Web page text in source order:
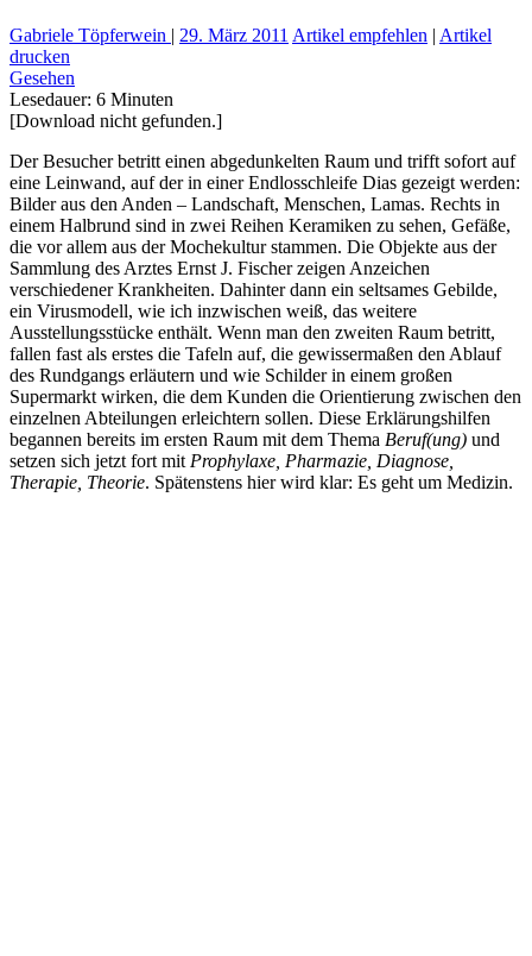
Gabriele Töpferwein | 29. März 2011 Artikel empfehlen | Artikel
drucken
Gesehen
Lesedauer: 6 Minuten
[Download nicht gefunden.]
Der Besucher betritt einen abgedunkelten Raum und trifft sofort auf
eine Leinwand, auf der in einer Endlosschleife Dias gezeigt werden:
Bilder aus den Anden – Landschaft, Menschen, Lamas. Rechts in
einem Halbrund sind in zwei Reihen Keramiken zu sehen, Gefäße,
die vor allem aus der Mochekultur stammen. Die Objekte aus der
Sammlung des Arztes Ernst J. Fischer zeigen Anzeichen
verschiedener Krankheiten. Dahinter dann ein seltsames Gebilde,
ein Virusmodell, wie ich inzwischen weiß, das weitere
Ausstellungsstücke enthält. Wenn man den zweiten Raum betritt,
fallen fast als erstes die Tafeln auf, die gewissermaßen den Ablauf
des Rundgangs erläutern und wie Schilder in einem großen
Supermarkt wirken, die dem Kunden die Orientierung zwischen den
einzelnen Abteilungen erleichtern sollen. Diese Erklärungshilfen
begannen bereits im ersten Raum mit dem Thema Beruf(ung) und
setzen sich jetzt fort mit Prophylaxe, Pharmazie, Diagnose,
Therapie, Theorie. Spätenstens hier wird klar: Es geht um Medizin.